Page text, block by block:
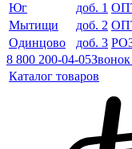
Юг
доб. 1
Мытищи
доб. 2
Одинцово
доб. 3
8 800 200-04-05
Каталог товаров